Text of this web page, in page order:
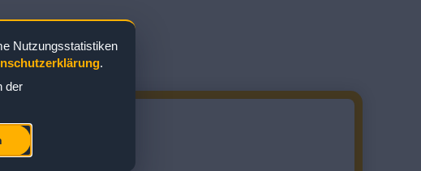
Nutzungsstatistiken
.
der